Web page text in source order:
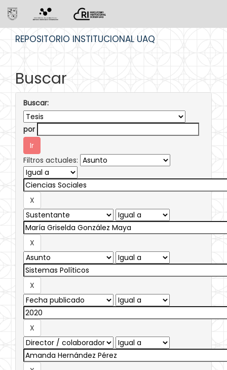
REPOSITORIO INSTITUCIONAL UAQ
Buscar
Buscar:
por
Filtros actuales: